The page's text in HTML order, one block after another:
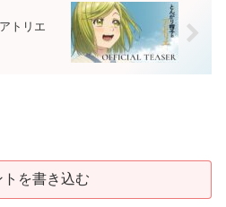
トリエ
トを書き込む